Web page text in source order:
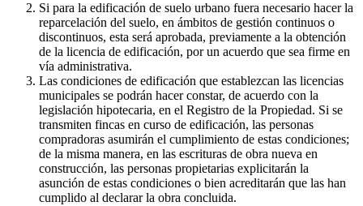
Si para la edificación de suelo urbano fuera necesario hacer la
reparcelación del suelo, en ámbitos de gestión continuos o
discontinuos, esta será aprobada, previamente a la obtención
de la licencia de edificación, por un acuerdo que sea firme en
vía administrativa.
Las condiciones de edificación que establezcan las licencias
municipales se podrán hacer constar, de acuerdo con la
legislación hipotecaria, en el Registro de la Propiedad. Si se
transmiten fincas en curso de edificación, las personas
compradoras asumirán el cumplimiento de estas condiciones;
de la misma manera, en las escrituras de obra nueva en
construcción, las personas propietarias explicitarán la
asunción de estas condiciones o bien acreditarán que las han
cumplido al declarar la obra concluida.